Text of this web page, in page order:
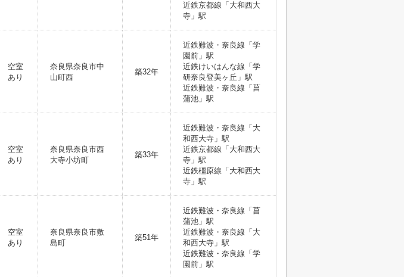
近鉄京都線「大和西大
寺」駅
空室
あり
奈良県奈良市中
山町西
築32年
近鉄難波・奈良線「学
園前」駅
近鉄けいはんな線「学
研奈良登美ヶ丘」駅
近鉄難波・奈良線「菖
蒲池」駅
空室
あり
奈良県奈良市西
大寺小坊町
築33年
近鉄難波・奈良線「大
和西大寺」駅
近鉄京都線「大和西大
寺」駅
近鉄橿原線「大和西大
寺」駅
空室
あり
奈良県奈良市敷
島町
築51年
近鉄難波・奈良線「菖
蒲池」駅
近鉄難波・奈良線「大
和西大寺」駅
近鉄難波・奈良線「学
園前」駅